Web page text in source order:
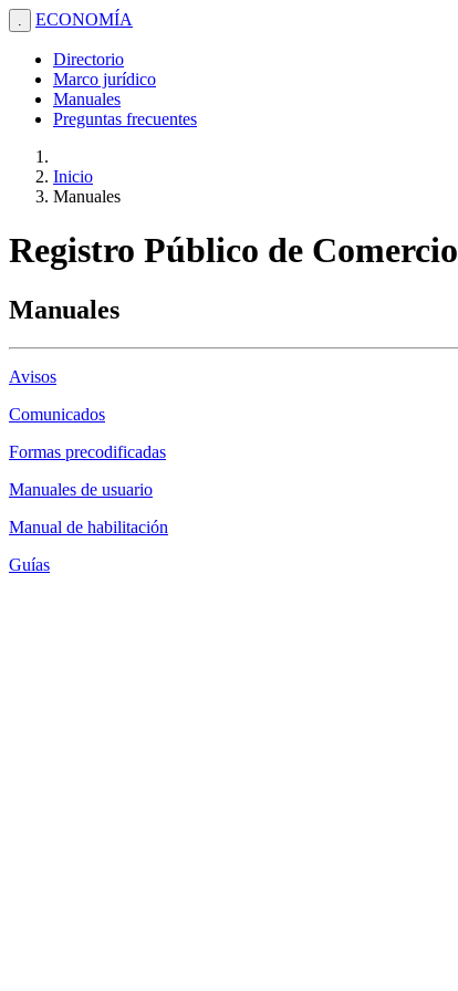
. ECONOMÍA
Directorio
Marco jurídico
Manuales
Preguntas frecuentes
Inicio
Manuales
Registro Público de Comercio
Manuales
Avisos
Comunicados
Formas precodificadas
Manuales de usuario
Manual de habilitación
Guías